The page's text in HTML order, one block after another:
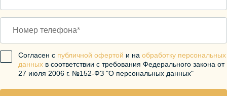
Согласен с публичной офертой и на обработку персональных
данных в соответствии с требования Федерального закона от
27 июля 2006 г. №152-ФЗ "О персональных данных"